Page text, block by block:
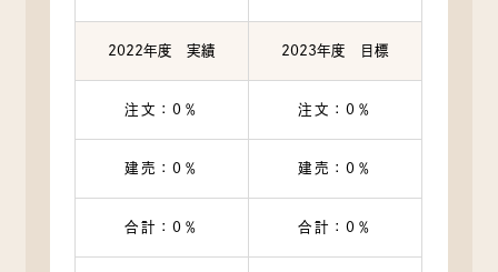
2022年度 実績 2023年度 目標
注文：0％ 注文：0％
建売：0％ 建売：0％
合計：0％ 合計：0％